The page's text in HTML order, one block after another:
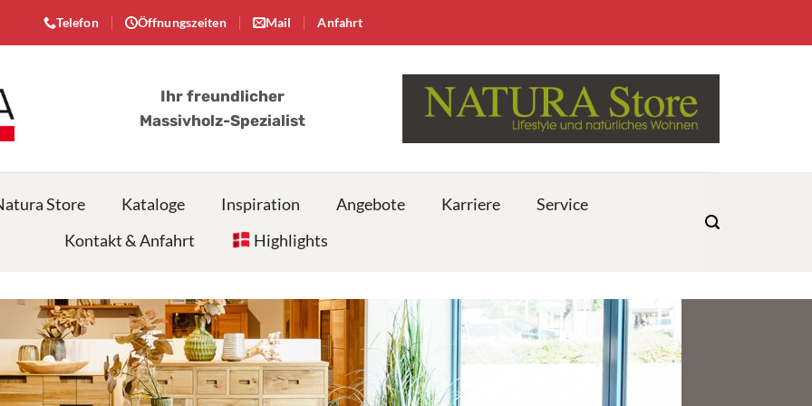
Telefon Öffnungszeiten Mail Anfahrt
Ihr freundlicher
Massivholz-Spezialist
Store Kataloge Inspiration Angebote Karriere
Service
Kontakt & Anfahrt
Highlights